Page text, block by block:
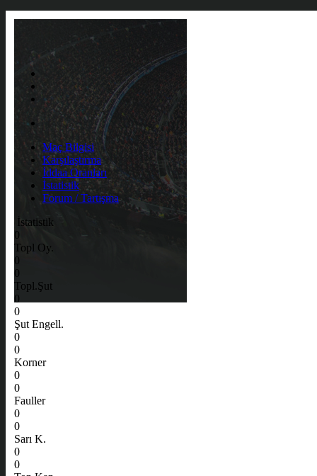
Maç Bilgisi
Karşılaştırma
İddaa Oranları
İstatistik
Forum / Tartışma
İstatistik
0
Topl Oy.
0
0
Topl.Şut
0
0
Şut Engell.
0
0
Korner
0
0
Fauller
0
0
Sarı K.
0
0